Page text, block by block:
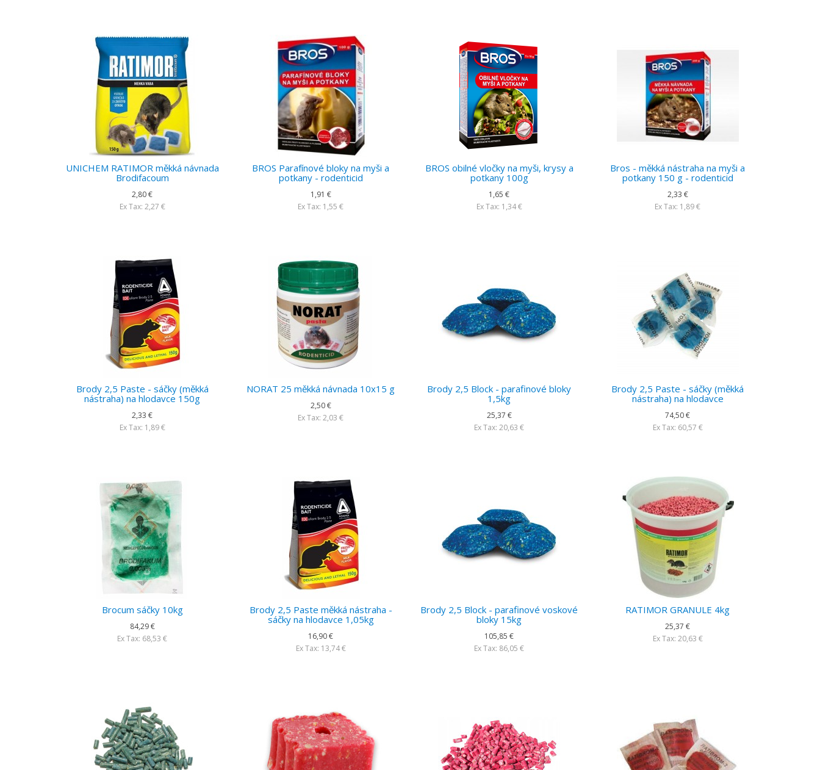
UNICHEM RATIMOR měkká návnada
Brodifacoum
2,80 €
Ex Tax: 2,27 €
BROS Parafínové bloky na myši a
potkany - rodenticid
1,91 €
Ex Tax: 1,55 €
BROS obilné vločky na myši, krysy a
potkany 100g
1,65 €
Ex Tax: 1,34 €
Bros - měkká nástraha na myši a
potkany 150 g - rodenticid
2,33 €
Ex Tax: 1,89 €
Brody 2,5 Paste - sáčky (měkká
nástraha) na hlodavce 150g
2,33 €
Ex Tax: 1,89 €
NORAT 25 měkká návnada 10x15 g
2,50 €
Ex Tax: 2,03 €
Brody 2,5 Block - parafinové bloky
1,5kg
25,37 €
Ex Tax: 20,63 €
Brody 2,5 Paste - sáčky (měkká
nástraha) na hlodavce
74,50 €
Ex Tax: 60,57 €
Brocum sáčky 10kg
84,29 €
Ex Tax: 68,53 €
Brody 2,5 Paste měkká nástraha -
sáčky na hlodavce 1,05kg
16,90 €
Ex Tax: 13,74 €
Brody 2,5 Block - parafinové voskové
bloky 15kg
105,85 €
Ex Tax: 86,05 €
RATIMOR GRANULE 4kg
25,37 €
Ex Tax: 20,63 €